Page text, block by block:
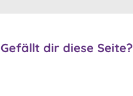
Gefällt dir diese Seite?